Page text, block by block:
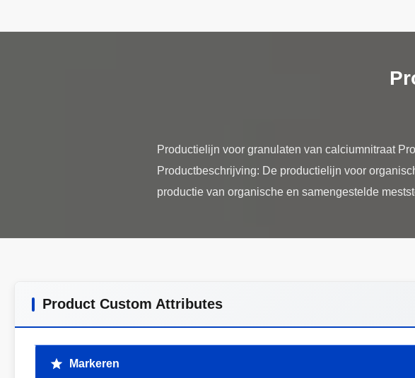
Productielijn voor granulaten van calciumnitraat
Productbeschrijving: De productielijn voor
Product Custom Attributes
Markeren